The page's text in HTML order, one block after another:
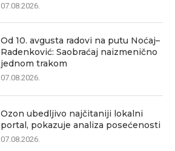
07.08.2026.
Od 10. avgusta radovi na putu Noćaj–
Radenković: Saobraćaj naizmenično
jednom trakom
07.08.2026.
Ozon ubedljivo najčitaniji lokalni
portal, pokazuje analiza posećenosti
07.08.2026.